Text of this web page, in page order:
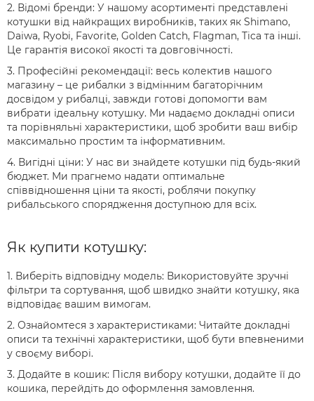
2. Відомі бренди: У нашому асортименті представлені
котушки від найкращих виробників, таких як Shimano,
Daiwa, Ryobi, Favorite, Golden Catch, Flagman, Tica та інші.
Це гарантія високої якості та довговічності.
3. Професійні рекомендації: весь колектив нашого
магазину – це рибалки з відмінним багаторічним
досвідом у рибалці, завжди готові допомогти вам
вибрати ідеальну котушку. Ми надаємо докладні описи
та порівняльні характеристики, щоб зробити ваш вибір
максимально простим та інформативним.
4. Вигідні ціни: У нас ви знайдете котушки під будь-який
бюджет. Ми прагнемо надати оптимальне
співвідношення ціни та якості, роблячи покупку
рибальського спорядження доступною для всіх.
Як купити котушку:
1. Виберіть відповідну модель: Використовуйте зручні
фільтри та сортування, щоб швидко знайти котушку, яка
відповідає вашим вимогам.
2. Ознайомтеся з характеристиками: Читайте докладні
описи та технічні характеристики, щоб бути впевненими
у своєму виборі.
3. Додайте в кошик: Після вибору котушки, додайте її до
кошика, перейдіть до оформлення замовлення.